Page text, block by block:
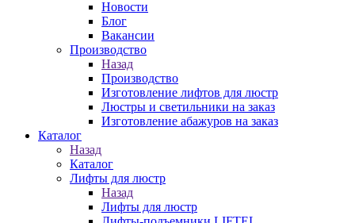
Новости
Блог
Вакансии
Производство
Назад
Производство
Изготовление лифтов для люстр
Люстры и светильники на заказ
Изготовление абажуров на заказ
Каталог
Назад
Каталог
Лифты для люстр
Назад
Лифты для люстр